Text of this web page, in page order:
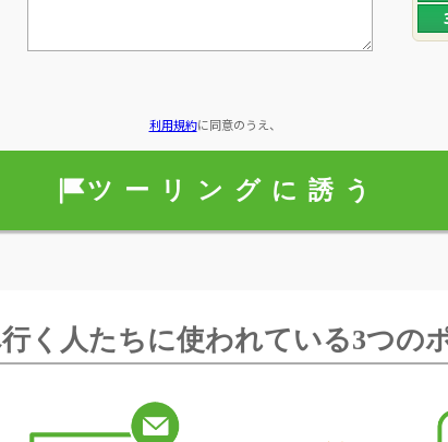
利用規約に同意のうえ、
く人たちに使われている3つの